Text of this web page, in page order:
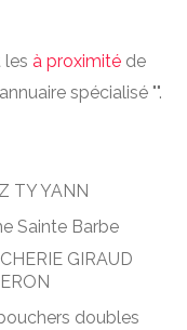
les à proximité de
spécialisé "".
TY YANN
Sainte Barbe
GIRAUD
doubles